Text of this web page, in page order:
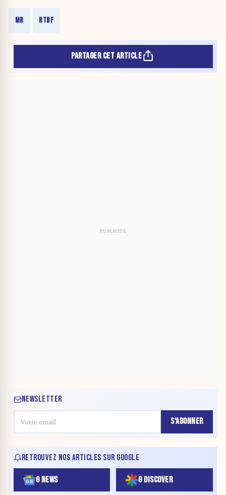
MR RTBF
PARTAGER CET ARTICLE
NEWSLETTER
S'ABONNER
RETROUVEZ NOS ARTICLES SUR GOOGLE
G NEWS G DISCOVER